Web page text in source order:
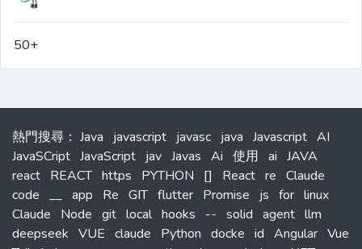
50+
熱門搜尋 ： Java javascript javasc java Javascript AI
JavaSCript JavaScript jav Javas Ai 使用 ai JAVA
react REACT https PYTHON [] React re Claude
code __ app Re GIT flutter Promise js for linux
Claude
Node git local hooks -- solid agent llm
deepseek VUE claude Python docke id Angular Vue